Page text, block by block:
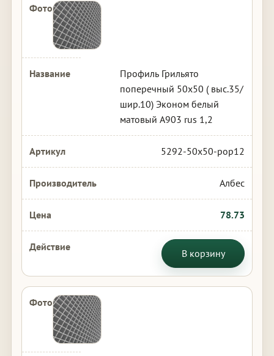
Профиль Грильято
поперечный 50х50 ( выс.35/
шир.10) Эконом белый
матовый А903 rus 1,2
5292-50x50-pop12
Албес
78.73
В корзину